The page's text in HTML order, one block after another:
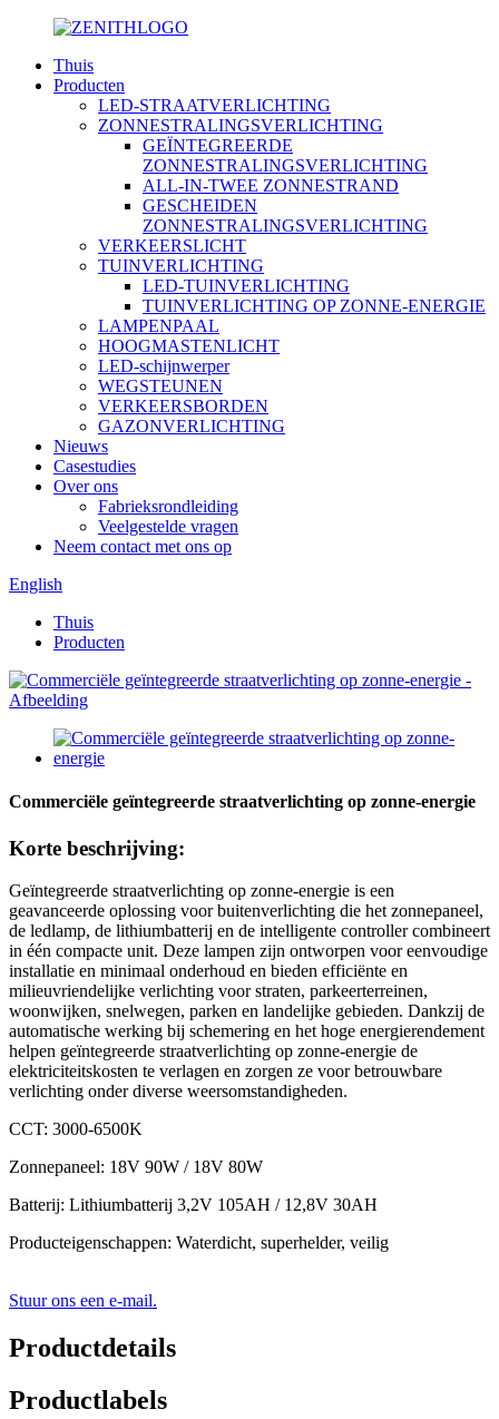
Thuis
Producten
LED-STRAATVERLICHTING
ZONNESTRALINGSVERLICHTING
GEÏNTEGREERDE
ZONNESTRALINGSVERLICHTING
ALL-IN-TWEE ZONNESTRAND
GESCHEIDEN
ZONNESTRALINGSVERLICHTING
VERKEERSLICHT
TUINVERLICHTING
LED-TUINVERLICHTING
TUINVERLICHTING OP ZONNE-ENERGIE
LAMPENPAAL
HOOGMASTENLICHT
LED-schijnwerper
WEGSTEUNEN
VERKEERSBORDEN
GAZONVERLICHTING
Nieuws
Casestudies
Over ons
Fabrieksrondleiding
Veelgestelde vragen
Neem contact met ons op
English
Thuis
Producten
Commerciële geïntegreerde straatverlichting op zonne-energie
Korte beschrijving:
Geïntegreerde straatverlichting op zonne-energie is een
geavanceerde oplossing voor buitenverlichting die het zonnepaneel,
de ledlamp, de lithiumbatterij en de intelligente controller combineert
in één compacte unit. Deze lampen zijn ontworpen voor eenvoudige
installatie en minimaal onderhoud en bieden efficiënte en
milieuvriendelijke verlichting voor straten, parkeerterreinen,
woonwijken, snelwegen, parken en landelijke gebieden. Dankzij de
automatische werking bij schemering en het hoge energierendement
helpen geïntegreerde straatverlichting op zonne-energie de
elektriciteitskosten te verlagen en zorgen ze voor betrouwbare
verlichting onder diverse weersomstandigheden.
CCT: 3000-6500K
Zonnepaneel: 18V 90W / 18V 80W
Batterij: Lithiumbatterij 3,2V 105AH / 12,8V 30AH
Producteigenschappen: Waterdicht, superhelder, veilig
Stuur ons een e-mail.
Productdetails
Productlabels